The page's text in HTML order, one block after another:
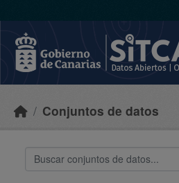
Conjuntos de datos